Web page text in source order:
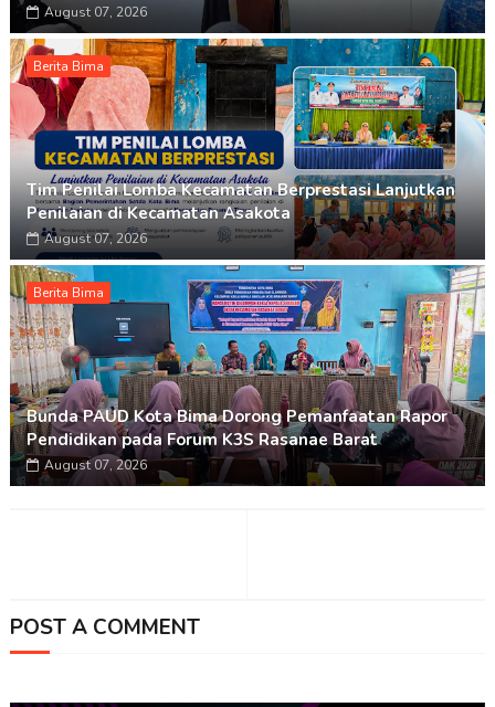
August 07, 2026
Berita Bima
Tim Penilai Lomba Kecamatan Berprestasi Lanjutkan
Penilaian di Kecamatan Asakota
August 07, 2026
Berita Bima
Bunda PAUD Kota Bima Dorong Pemanfaatan Rapor
Pendidikan pada Forum K3S Rasanae Barat
August 07, 2026
POST A COMMENT